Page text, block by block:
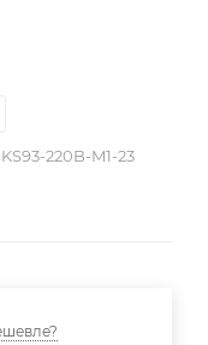
220B-M1-23